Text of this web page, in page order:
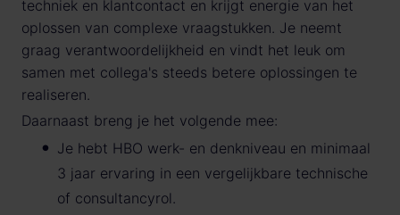
techniek en klantcontact en krijgt energie van het
oplossen van complexe vraagstukken. Je neemt
graag verantwoordelijkheid en vindt het leuk om
samen met collega's steeds betere oplossingen te
realiseren.
Daarnaast breng je het volgende mee:
Je hebt HBO werk- en denkniveau en minimaal
3 jaar ervaring in een vergelijkbare technische
of consultancyrol.